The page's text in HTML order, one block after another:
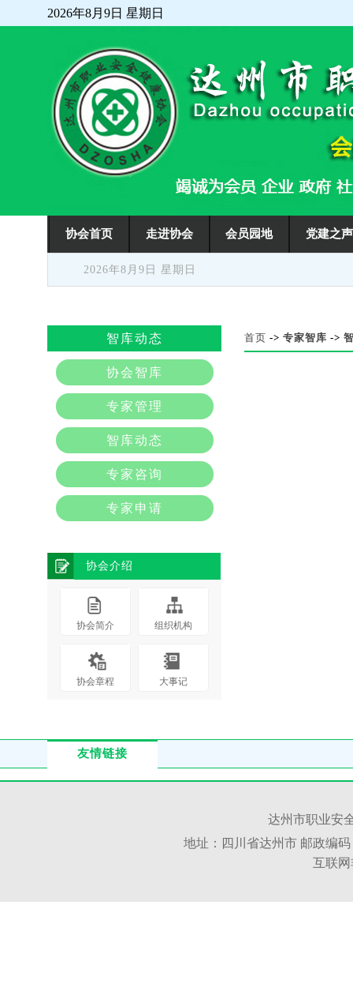
2026年8月9日 星期日
协会首页 走进协会 会员园地 党建之声
2026年8月9日 星期日
智库动态
协会智库
专家管理
智库动态
专家咨询
专家申请
协会介绍
协会简介 组织机构
协会章程 大事记
首页 -> 专家智库 ->
友情链接
达州市职业安
地址：四川省达州市 邮政编码
互联